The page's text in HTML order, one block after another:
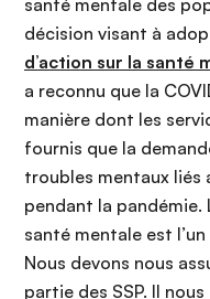
santé mentale des
décision visant à
d’action sur la santé
a reconnu que la
manière dont les
fournis que la
troubles mentaux liés
pendant la pandémie.
santé mentale est
Nous devons nous
partie des SSP. Il